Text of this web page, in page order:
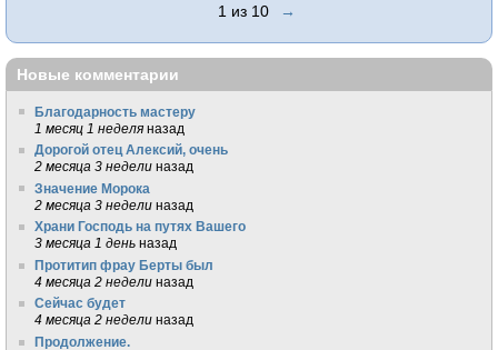
1 из 10 →
Новые комментарии
Благодарность мастеру
1 месяц 1 неделя назад
Дорогой отец Алексий, очень
2 месяца 3 недели назад
Значение Морока
2 месяца 3 недели назад
Храни Господь на путях Вашего
3 месяца 1 день назад
Протитип фрау Берты был
4 месяца 2 недели назад
Сейчас будет
4 месяца 2 недели назад
Продолжение.